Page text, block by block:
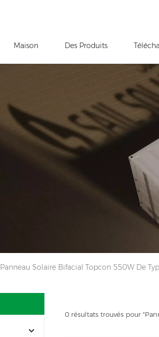
Maison Des Produits
Panneau Solaire Bifacial Topcon 550W De
0 résultats trouvés pour